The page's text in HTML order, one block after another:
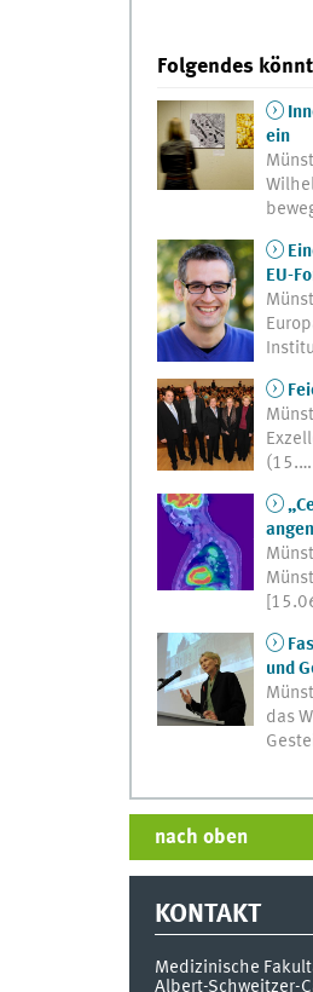
Folgendes
ein
EU-
(15.…
und
das
nach oben
KONTAKT
Medizinische
Albert-Schweitzer-